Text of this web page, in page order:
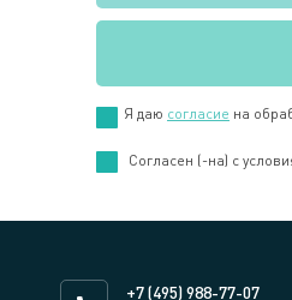
Я даю согласие на
Cогласен (-на) с
+7 (495) 988-77-07